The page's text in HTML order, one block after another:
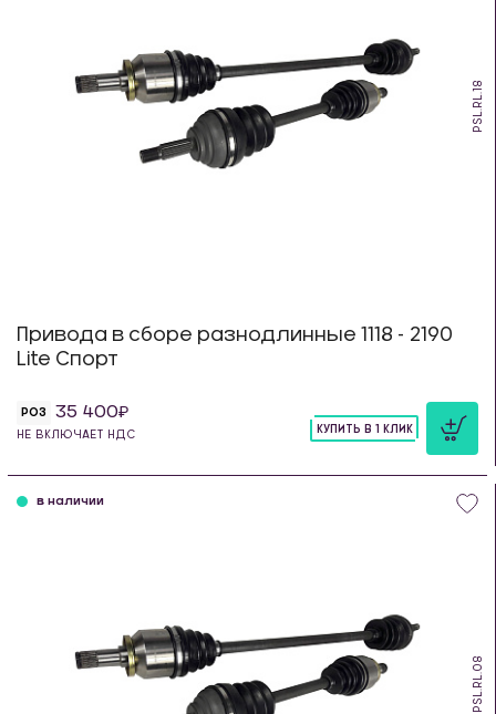
PSL.RL.18
Привода в сборе разнодлинные 1118 - 2190
Lite Спорт
РОЗ 35 400
НЕ ВКЛЮЧАЕТ НДС
КУПИТЬ В 1 КЛИК
PSL.RL.08
в наличии